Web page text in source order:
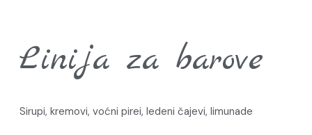
Linija za barove
Sirupi, kremovi, voćni pirei, ledeni čajevi, limunade